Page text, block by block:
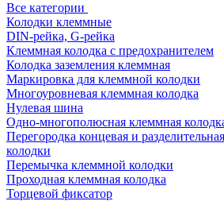
Все категории
Колодки клеммные
DIN-рейка, G-рейка
Клеммная колодка с предохранителем
Колодка заземления клеммная
Маркировка для клеммной колодки
Многоуровневая клеммная колодка
Нулевая шина
Одно-многополюсная клеммная
Перегородка концевая и
колодки
Перемычка клеммной колодки
Проходная клеммная колодка
Торцевой фиксатор